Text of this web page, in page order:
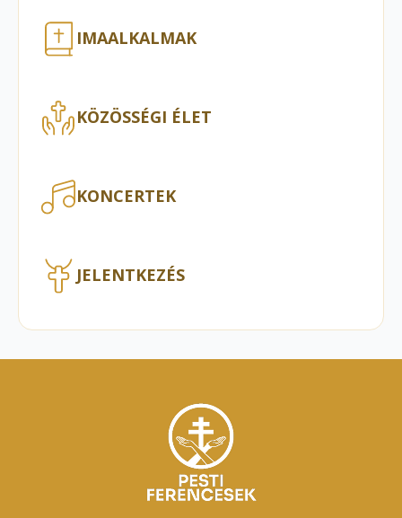
IMAALKALMAK
KÖZÖSSÉGI ÉLET
KONCERTEK
JELENTKEZÉS